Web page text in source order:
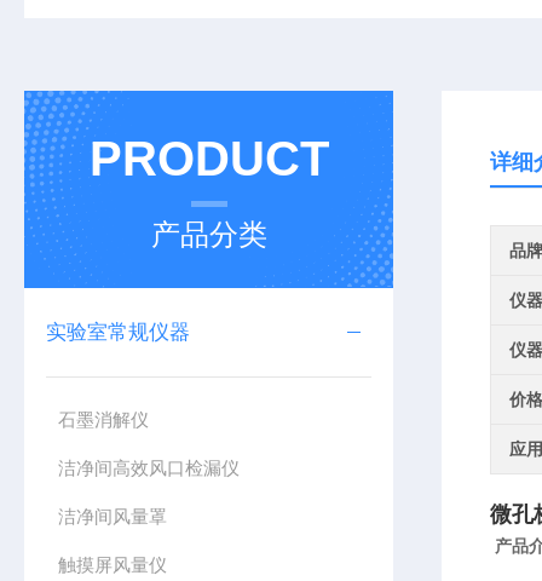
PRODUCT
产品分类
实验室常规仪器
石墨消解仪
洁净间高效风口检漏仪
洁净间风量罩
触摸屏风量仪
详细
品牌
仪
仪
价
应
微孔
产品